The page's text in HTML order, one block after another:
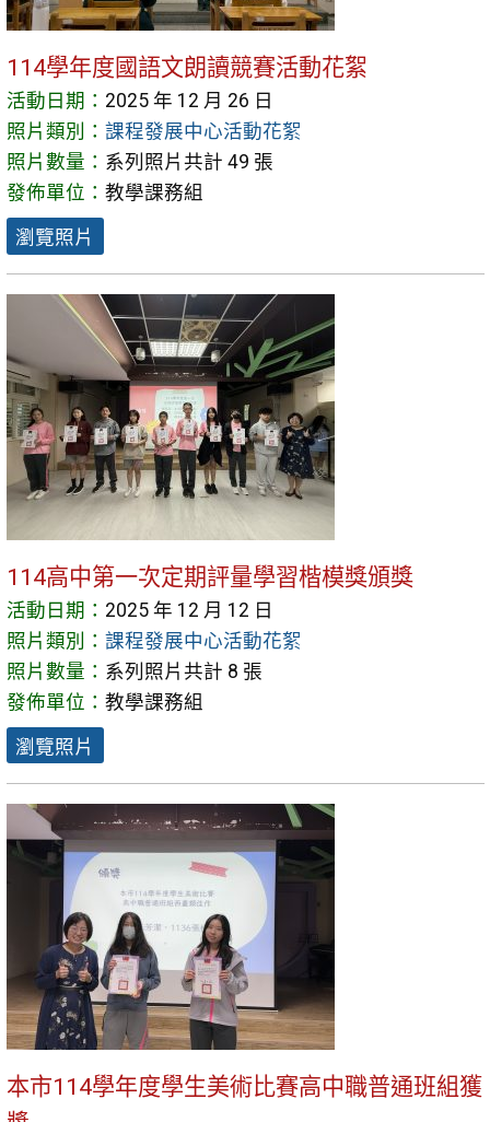
114學年度國語文朗讀競賽活動花絮
活動日期： 2025 年 12 月 26 日
照片類別： 課程發展中心活動花絮
照片數量： 系列照片共計 49 張
發佈單位： 教學課務組
瀏覽照片
114高中第一次定期評量學習楷模獎頒獎
活動日期： 2025 年 12 月 12 日
照片類別： 課程發展中心活動花絮
照片數量： 系列照片共計 8 張
發佈單位： 教學課務組
瀏覽照片
本市114學年度學生美術比賽高中職普通班組獲